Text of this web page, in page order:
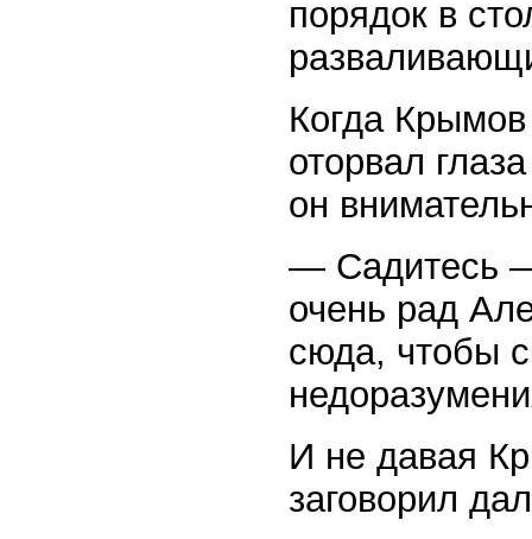
порядок в
Когда
оторвал
он
— Садитесь
очень рад
сюда, чтобы
И не давая
заговорил